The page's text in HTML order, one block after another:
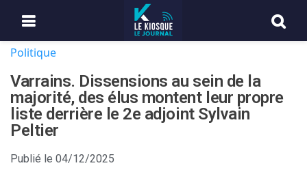
Politique
Varrains. Dissensions au sein de la
majorité, des élus montent leur propre
liste derrière le 2e adjoint Sylvain
Peltier
Publié le 04/12/2025